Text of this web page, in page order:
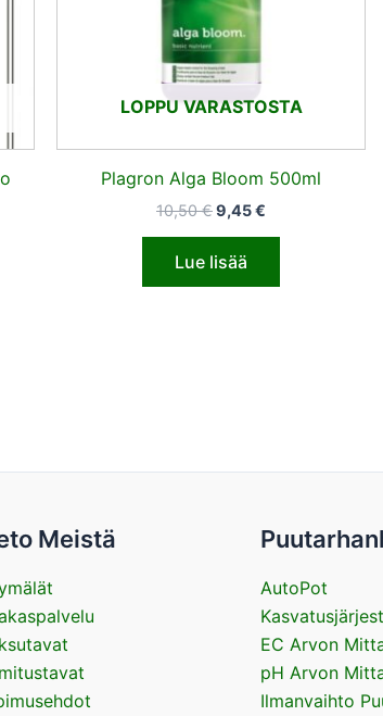
LOPPU VARASTOSTA
Plagron Alga Bloom 500ml
10,50€9,45€
Lue lisää
Meistä
AutoPot
EC Arvon
pH Arvon
Ilmanvaihto